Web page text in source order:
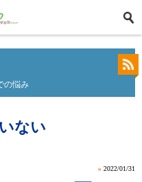
の悩み
ない
» 2022/01/31